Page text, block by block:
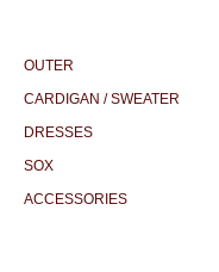
OUTER
CARDIGAN / SWEATER
DRESSES
SOX
ACCESSORIES